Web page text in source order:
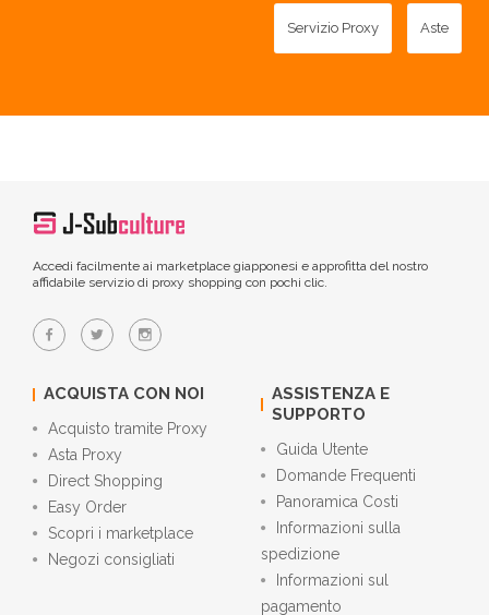
Servizio Proxy Aste
Accedi facilmente ai marketplace giapponesi e approfitta del nostro
affidabile servizio di proxy shopping con pochi clic.
ACQUISTA CON NOI
Acquisto tramite Proxy
Asta Proxy
Direct Shopping
Easy Order
Scopri i marketplace
Negozi consigliati
ASSISTENZA E
SUPPORTO
Guida Utente
Domande Frequenti
Panoramica Costi
Informazioni sulla
spedizione
Informazioni sul
pagamento